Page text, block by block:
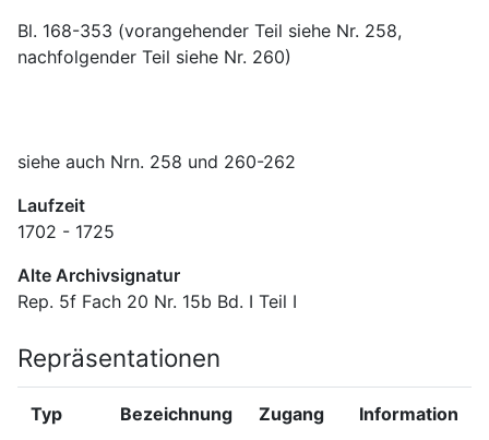
Bl. 168-353 (vorangehender Teil siehe Nr. 258,
siehe auch Nrn. 258 und 260-262
Laufzeit
1702 - 1725
Alte Archivsignatur
Rep. 5f Fach 20 Nr. 15b Bd. I Teil I
Repräsentationen
Typ Bezeichnung Zugang Information